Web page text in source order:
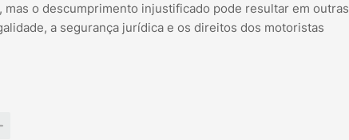
o descumprimento injustificado pode resultar em outras
a segurança jurídica e os direitos dos motoristas